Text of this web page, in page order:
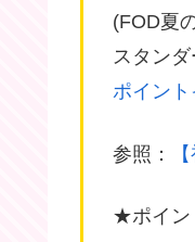
(FOD夏
スタン
ポイン
参照：
★ポイン